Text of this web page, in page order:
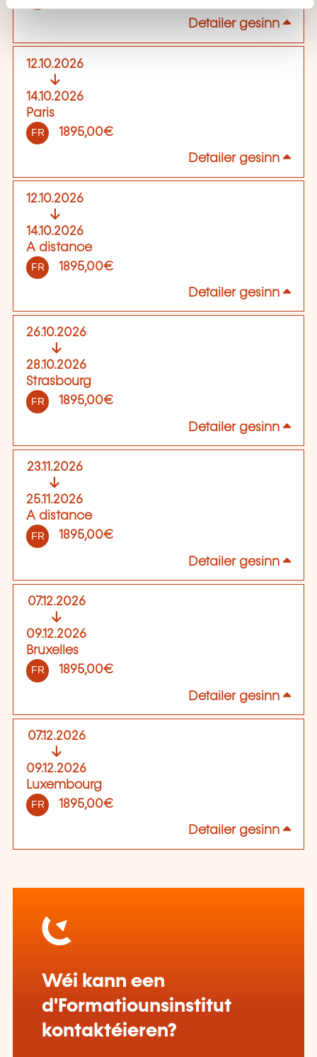
Detailer gesinn
12.10.2026
14.10.2026
Paris
FR 1895,00€
Detailer gesinn
12.10.2026
14.10.2026
A distance
FR 1895,00€
Detailer gesinn
26.10.2026
28.10.2026
Strasbourg
FR 1895,00€
Detailer gesinn
23.11.2026
25.11.2026
A distance
FR 1895,00€
Detailer gesinn
07.12.2026
09.12.2026
Bruxelles
FR 1895,00€
Detailer gesinn
07.12.2026
09.12.2026
Luxembourg
FR 1895,00€
Detailer gesinn
Wéi kann een
d'Formatiounsinstitut
kontaktéieren?